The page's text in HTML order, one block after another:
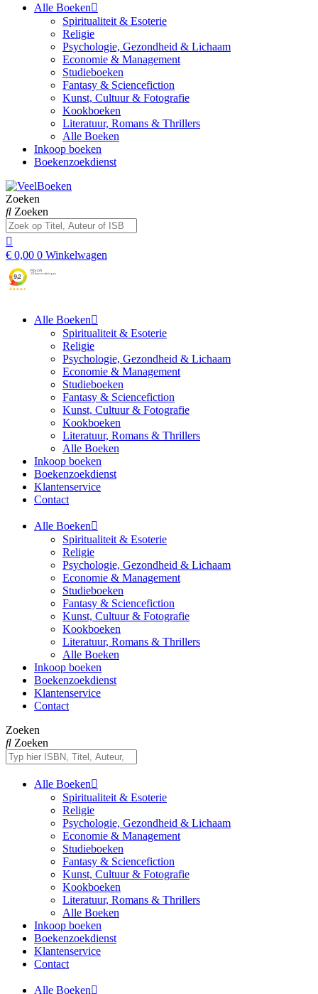
Alle Boeken
Spiritualiteit & Esoterie
Religie
Psychologie, Gezondheid & Lichaam
Economie & Management
Studieboeken
Fantasy & Sciencefiction
Kunst, Cultuur & Fotografie
Kookboeken
Literatuur, Romans & Thrillers
Alle Boeken
Inkoop boeken
Boekenzoekdienst
Zoeken
Zoeken
€ 0,00 0 Winkelwagen
Alle Boeken
Spiritualiteit & Esoterie
Religie
Psychologie, Gezondheid & Lichaam
Economie & Management
Studieboeken
Fantasy & Sciencefiction
Kunst, Cultuur & Fotografie
Kookboeken
Literatuur, Romans & Thrillers
Alle Boeken
Inkoop boeken
Boekenzoekdienst
Klantenservice
Contact
Alle Boeken
Spiritualiteit & Esoterie
Religie
Psychologie, Gezondheid & Lichaam
Economie & Management
Studieboeken
Fantasy & Sciencefiction
Kunst, Cultuur & Fotografie
Kookboeken
Literatuur, Romans & Thrillers
Alle Boeken
Inkoop boeken
Boekenzoekdienst
Klantenservice
Contact
Zoeken
Zoeken
Alle Boeken
Spiritualiteit & Esoterie
Religie
Psychologie, Gezondheid & Lichaam
Economie & Management
Studieboeken
Fantasy & Sciencefiction
Kunst, Cultuur & Fotografie
Kookboeken
Literatuur, Romans & Thrillers
Alle Boeken
Inkoop boeken
Boekenzoekdienst
Klantenservice
Contact
Alle Boeken